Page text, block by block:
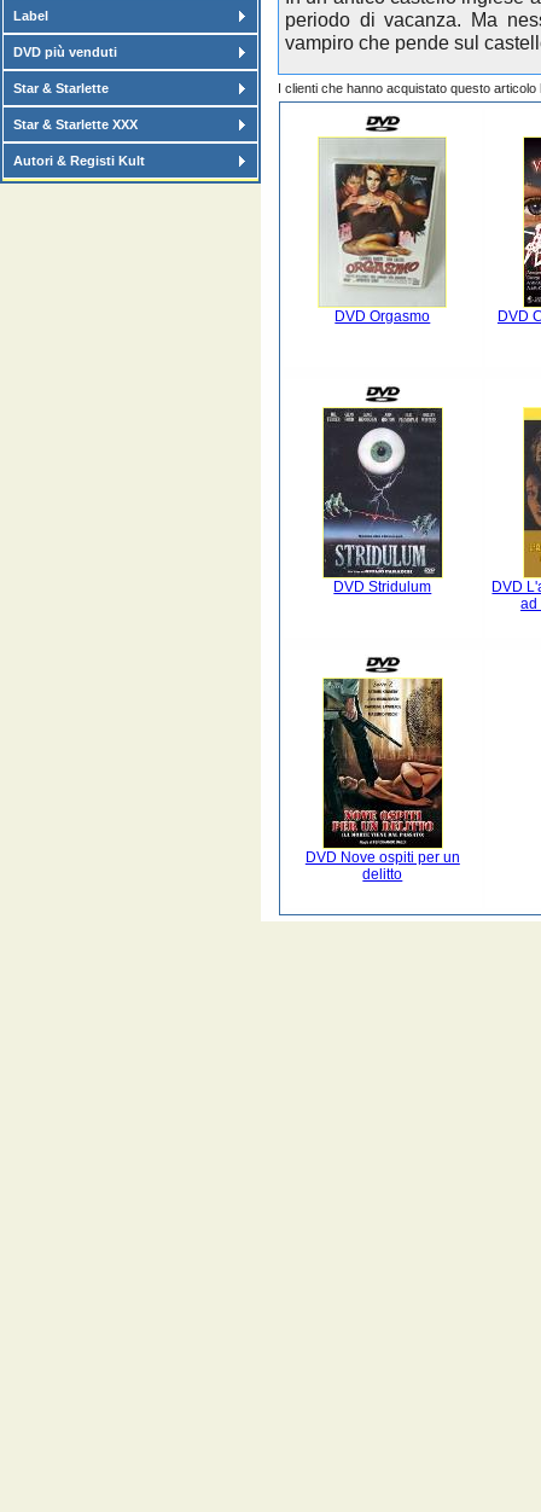
Label
DVD più venduti
Star & Starlette
Star & Starlette XXX
Autori & Registi Kult
periodo di vacanza. Ma
vampiro che pende sul
I clienti che hanno acquistato questo
DVD Orgasmo DVD
DVD Stridulum
DVD
ad
DVD Nove ospiti per un
delitto